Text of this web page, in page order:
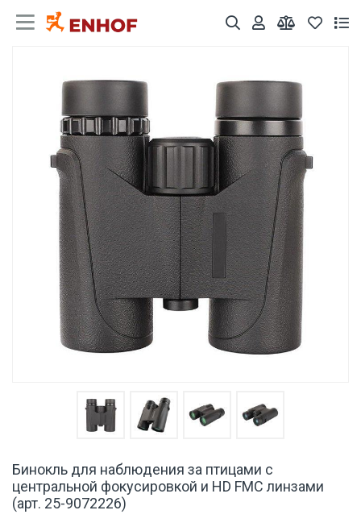
Бинокль для наблюдения за птицами с
центральной фокусировкой и HD FMC линзами
(арт. 25-9072226)